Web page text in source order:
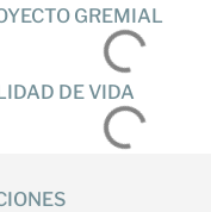
GREMIAL
DE VIDA